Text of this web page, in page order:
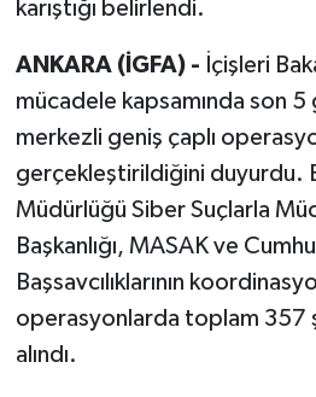
karıştığı belirlendi.
ANKARA (İGFA) - İçişleri
mücadele kapsamında son 5
merkezli geniş çaplı
gerçekleştirildiğini duyurdu.
Müdürlüğü Siber Suçlarla
Başkanlığı, MASAK ve
Başsavcılıklarının
operasyonlarda toplam 357
alındı.